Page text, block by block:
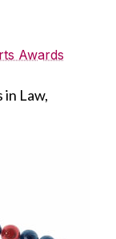
Awards
in Law,